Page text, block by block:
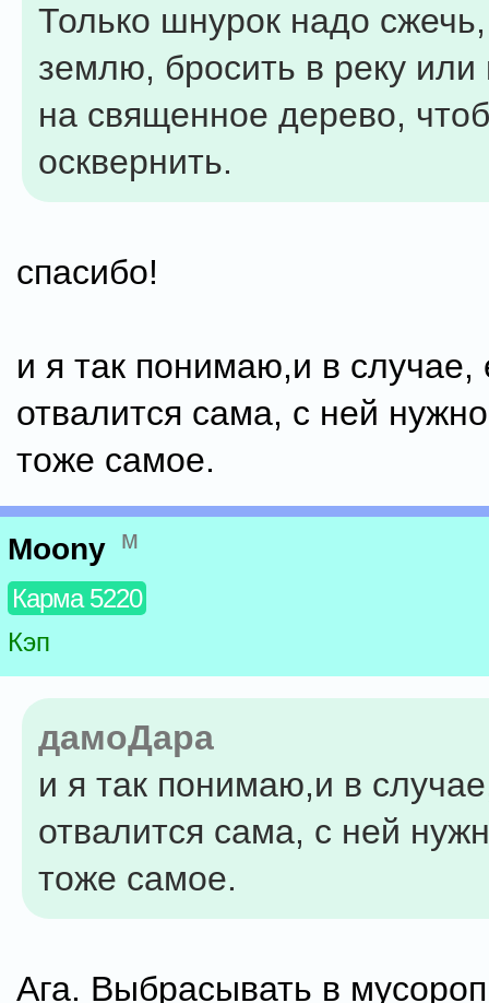
Только шнурок надо сжечь,
землю, бросить в реку или
на священное дерево,
осквернить.
спасибо!
и я так понимаю,и в случае,
отвалится сама, с ней
тоже самое.
Moony м
Карма 5220
Кэп
дамоДара
и я так понимаю,и в
отвалится сама, с ней
тоже самое.
Ага. Выбрасывать в